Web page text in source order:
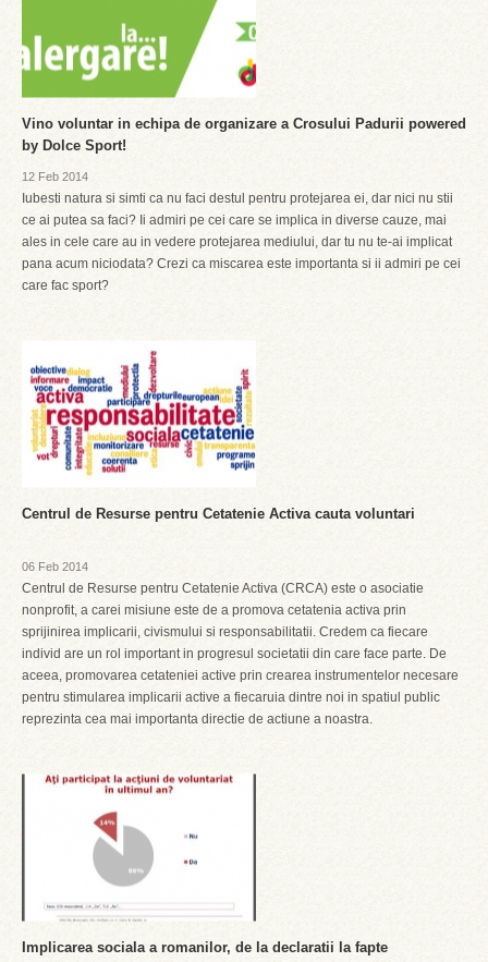
Vino voluntar in echipa de organizare a Crosului Padurii powered
by Dolce Sport!
12 Feb 2014
Iubesti natura si simti ca nu faci destul pentru protejarea ei, dar nici nu stii
ce ai putea sa faci? Ii admiri pe cei care se implica in diverse cauze, mai
ales in cele care au in vedere protejarea mediului, dar tu nu te-ai implicat
pana acum niciodata? Crezi ca miscarea este importanta si ii admiri pe cei
care fac sport?
Centrul de Resurse pentru Cetatenie Activa cauta voluntari
06 Feb 2014
Centrul de Resurse pentru Cetatenie Activa (CRCA) este o asociatie
nonprofit, a carei misiune este de a promova cetatenia activa prin
sprijinirea implicarii, civismului si responsabilitatii. Credem ca fiecare
individ are un rol important in progresul societatii din care face parte. De
aceea, promovarea cetateniei active prin crearea instrumentelor necesare
pentru stimularea implicarii active a fiecaruia dintre noi in spatiul public
reprezinta cea mai importanta directie de actiune a noastra.
Implicarea sociala a romanilor, de la declaratii la fapte